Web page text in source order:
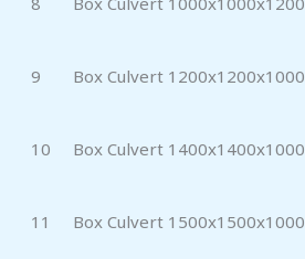
9 Box Culvert 1200x1200x1000
10 Box Culvert 1400x1400x1000
11 Box Culvert 1500x1500x1000